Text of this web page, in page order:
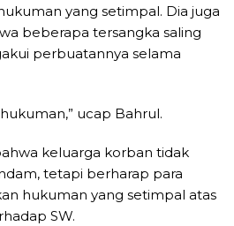
yang setimpal. Dia juga
beberapa tersangka saling
perbuatannya selama
ucap Bahrul.
keluarga korban tidak
tetapi berharap para
hukuman yang setimpal atas
SW.